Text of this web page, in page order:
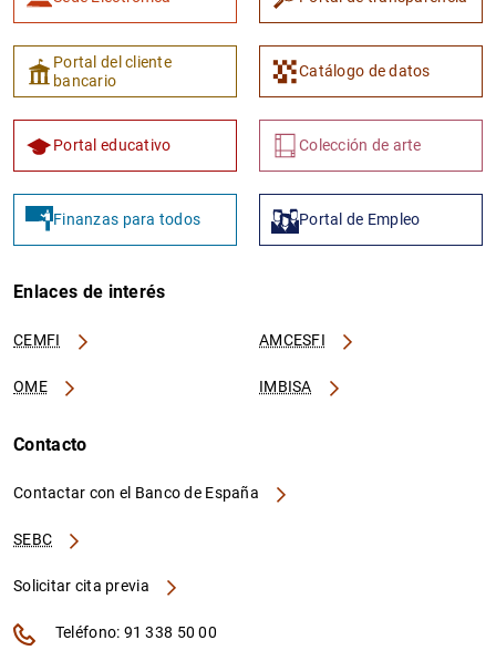
Portal del cliente
bancario
Catálogo de datos
Portal educativo Colección de arte
Finanzas para todos Portal de Empleo
Enlaces de interés
CEMFI AMCESFI
OME IMBISA
Contacto
Contactar con el Banco de España
SEBC
Solicitar cita previa
Teléfono: 91 338 50 00